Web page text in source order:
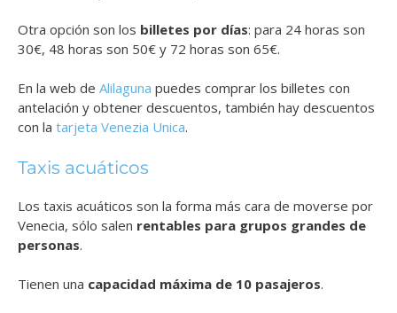
Otra opción son los billetes por días: para 24 horas son
30€, 48 horas son 50€ y 72 horas son 65€.
En la web de Alilaguna puedes comprar los billetes con
antelación y obtener descuentos, también hay descuentos
con la tarjeta Venezia Unica.
Taxis acuáticos
Los taxis acuáticos son la forma más cara de moverse por
Venecia, sólo salen rentables para grupos grandes de
personas.
Tienen una capacidad máxima de 10 pasajeros.